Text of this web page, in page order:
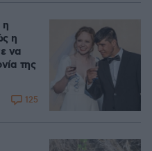
η
η
να
της
125